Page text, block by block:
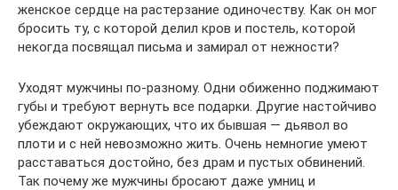
женское сердце на растерзание одиночеству. Как он мог
бросить ту, с которой делил кров и постель, которой
некогда посвящал письма и замирал от нежности?
Уходят мужчины по-разному. Одни обиженно поджимают
губы и требуют вернуть все подарки. Другие настойчиво
убеждают окружающих, что их бывшая — дьявол во
плоти и с ней невозможно жить. Очень немногие умеют
расставаться достойно, без драм и пустых обвинений.
Так почему же мужчины бросают даже умниц и